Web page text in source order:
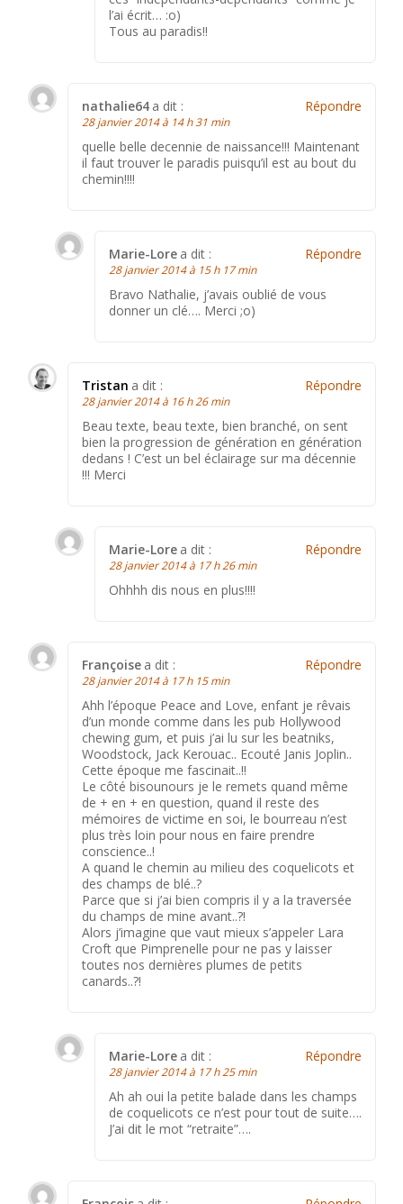
l’ai écrit… :o)
Tous au paradis!!
nathalie64 a dit :
28 janvier 2014 à 14 h 31 min
quelle belle decennie de naissance!!! Maintenant
il faut trouver le paradis puisqu’il est au bout du
chemin!!!!
Répondre
Marie-Lore a dit :
28 janvier 2014 à 15 h 17 min
Bravo Nathalie, j’avais oublié de vous
donner un clé…. Merci ;o)
Répondre
Tristan a dit :
28 janvier 2014 à 16 h 26 min
Beau texte, beau texte, bien branché, on sent
bien la progression de génération en génération
dedans ! C’est un bel éclairage sur ma décennie
!!! Merci
Répondre
Marie-Lore a dit :
28 janvier 2014 à 17 h 26 min
Ohhhh dis nous en plus!!!!
Répondre
Françoise a dit :
28 janvier 2014 à 17 h 15 min
Ahh l’époque Peace and Love, enfant je rêvais
d’un monde comme dans les pub Hollywood
chewing gum, et puis j’ai lu sur les beatniks,
Woodstock, Jack Kerouac.. Ecouté Janis Joplin..
Cette époque me fascinait..!!
Le côté bisounours je le remets quand même
de + en + en question, quand il reste des
mémoires de victime en soi, le bourreau n’est
plus très loin pour nous en faire prendre
conscience..!
A quand le chemin au milieu des coquelicots et
des champs de blé..?
Parce que si j’ai bien compris il y a la traversée
du champs de mine avant..?!
Alors j’imagine que vaut mieux s’appeler Lara
Croft que Pimprenelle pour ne pas y laisser
toutes nos dernières plumes de petits
canards..?!
Répondre
Marie-Lore a dit :
28 janvier 2014 à 17 h 25 min
Ah ah oui la petite balade dans les champs
de coquelicots ce n’est pour tout de suite….
J’ai dit le mot “retraite”….
Répondre